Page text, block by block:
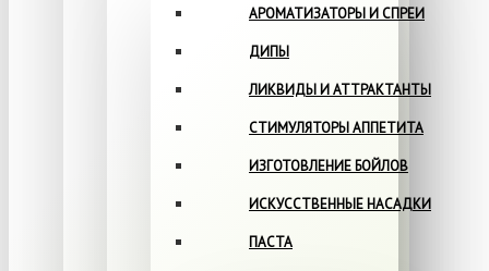
АРОМАТИЗАТОРЫ И СПРЕИ
ДИПЫ
ЛИКВИДЫ И АТТРАКТАНТЫ
СТИМУЛЯТОРЫ АППЕТИТА
ИЗГОТОВЛЕНИЕ БОЙЛОВ
ИСКУССТВЕННЫЕ НАСАДКИ
ПАСТА